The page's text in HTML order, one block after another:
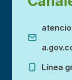
Línea